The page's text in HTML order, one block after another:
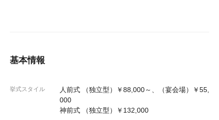
基本情報
挙式スタイル
人前式 （独立型）￥88,000～、（宴会場）￥55,
000
神前式 （独立型）￥132,000